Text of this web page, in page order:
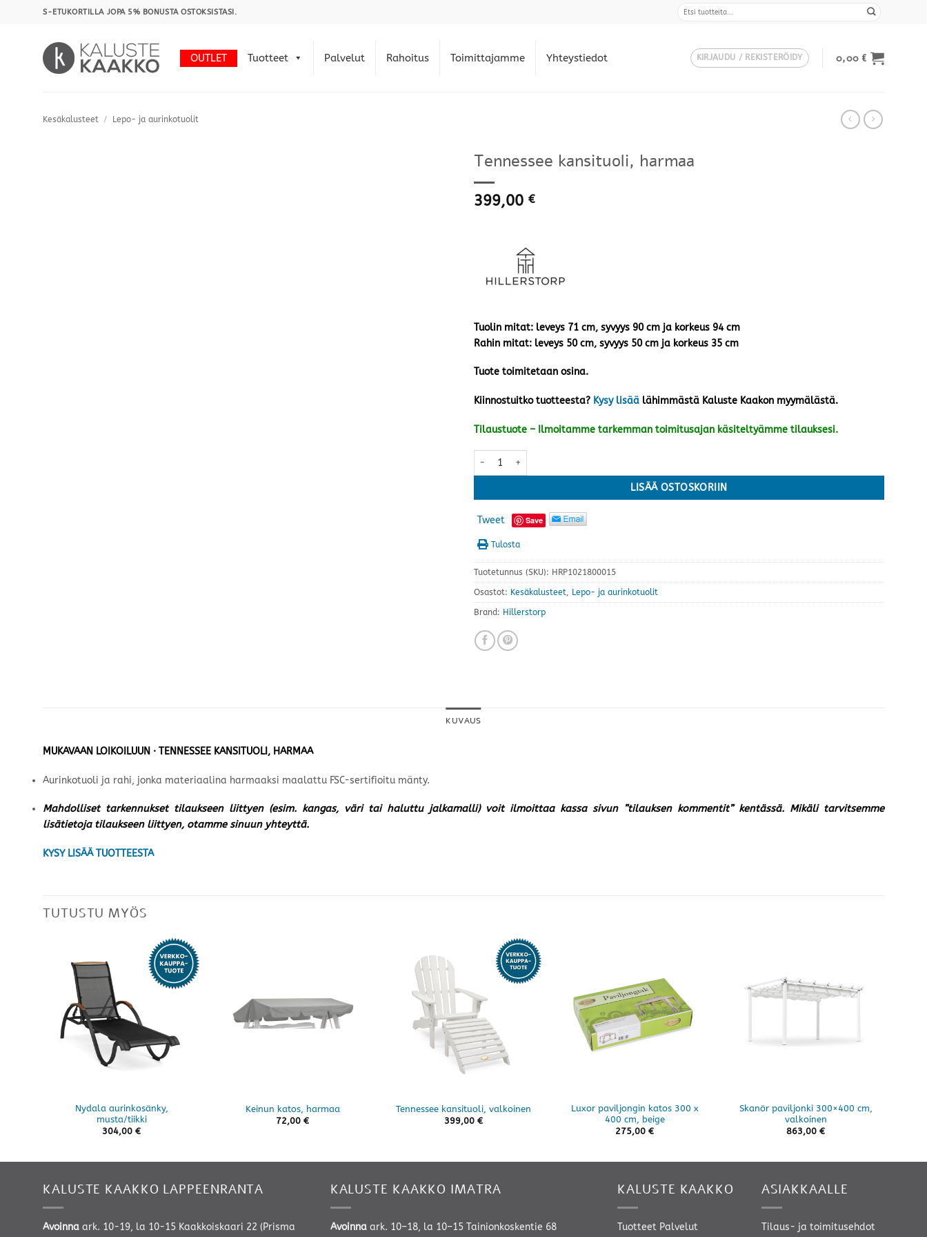
S-ETUKORTILLA JOPA 5% BONUSTA OSTOKSISTASI.
OUTLET Tuotteet Palvelut Rahoitus Toimittajamme Yhteystiedot KIRJAUDU / REKISTERÖIDY 0,00€
Kesäkalusteet / Lepo- ja aurinkotuolit
Tennessee kansituoli, harmaa
399,00 €
Tuolin mitat: leveys 71 cm, syvyys 90 cm ja korkeus 94 cm
Rahin mitat: leveys 50 cm, syvyys 50 cm ja korkeus 35 cm
Tuote toimitetaan osina.
Kiinnostuitko tuotteesta? Kysy lisää lähimmästä Kaluste Kaakon myymälästä.
Tilaustuote – Ilmoitamme tarkemman toimitusajan käsiteltyämme tilauksesi.
Tennessee kansituoli, harmaa määrä
LISÄÄ OSTOSKORIIN
Tweet Save
Tulosta
Tuotetunnus (SKU): HRP1021800015
Osastot: Kesäkalusteet, Lepo- ja aurinkotuolit
Brand: Hillerstorp
KUVAUS
MUKAVAAN LOIKOILUUN · TENNESSEE KANSITUOLI, HARMAA
Aurinkotuoli ja rahi, jonka materiaalina harmaaksi maalattu FSC-sertifioitu mänty.
Mahdolliset tarkennukset tilaukseen liittyen (esim. kangas, väri tai haluttu jalkamalli) voit ilmoittaa kassa sivun ”tilauksen kommentit” kentässä. Mikäli tarvitsemme
lisätietoja tilaukseen liittyen, otamme sinuun yhteyttä.
KYSY LISÄÄ TUOTTEESTA
TUTUSTU MYÖS
Nydala aurinkosänky,
musta/tiikki
304,00 €
Keinun katos, harmaa
72,00 €
Tennessee kansituoli, valkoinen
399,00 €
Luxor paviljongin katos 300 x
400 cm, beige
275,00 €
Skanör paviljonki 300×400 cm,
valkoinen
863,00 €
KALUSTE KAAKKO LAPPEENRANTA
Avoinna ark. 10-19, la 10-15 Kaakkoiskaari 22 (Prisma
KALUSTE KAAKKO IMATRA
Avoinnaark. 10–18, la 10–15 Tainionkoskentie 68
KALUSTE KAAKKO
Tuotteet Palvelut
ASIAKKAALLE
Tilaus- ja toimitusehdot